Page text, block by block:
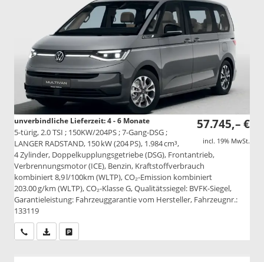
57.745,– €
incl. 19% MwSt.
unverbindliche Lieferzeit: 4 - 6 Monate
5-türig, 2.0 TSI ; 150KW/204PS ; 7-Gang-DSG ;
LANGER RADSTAND, 150 kW (204 PS), 1.984 cm³,
4 Zylinder, Doppelkupplungsgetriebe (DSG), Frontantrieb,
Verbrennungsmotor (ICE), Benzin, Kraftstoffverbrauch
kombiniert 8,9 l/100km (WLTP), CO₂-Emission kombiniert
203.00 g/km (WLTP), CO₂-Klasse G, Qualitätssiegel: BVFK-Siegel,
Garantieleistung: Fahrzeuggarantie vom Hersteller, Fahrzeugnr.:
133119
Wir rufen Sie anPDF-Datei, Fahrzeugexposé drucken